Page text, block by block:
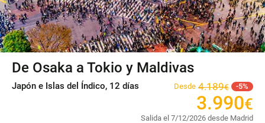
De Osaka a Tokio y Maldivas
Japón e Islas del Índico, 12 días Desde 4.189€ 5
3.990€
Salida el 7/12/2026 desde Madrid